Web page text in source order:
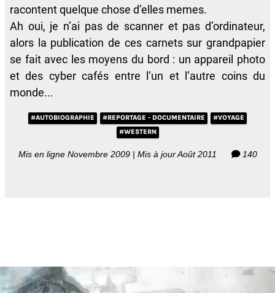
racontent quelque chose d’elles memes.
Ah oui, je n’ai pas de scanner et pas d’ordinateur,
alors la publication de ces carnets sur grandpapier
se fait avec les moyens du bord : un appareil photo
et des cyber cafés entre l’un et l’autre coins du
monde...
#AUTOBIOGRAPHIE #REPORTAGE - DOCUMENTAIRE
#VOYAGE
#WESTERN
Mis en ligne Novembre 2009 | Mis à jour Août 2011 140